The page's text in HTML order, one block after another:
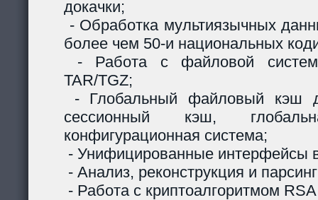
докачки;
- Обработка мультиязычных
более чем 50-и национальных
- Работа с файловой
TAR/TGZ;
- Глобальный файловый кэш
сессионный кэш,
конфигурационная система;
- Унифицированные интерфейсы
- Анализ, реконструкция и
- Работа с криптоалгоритмом